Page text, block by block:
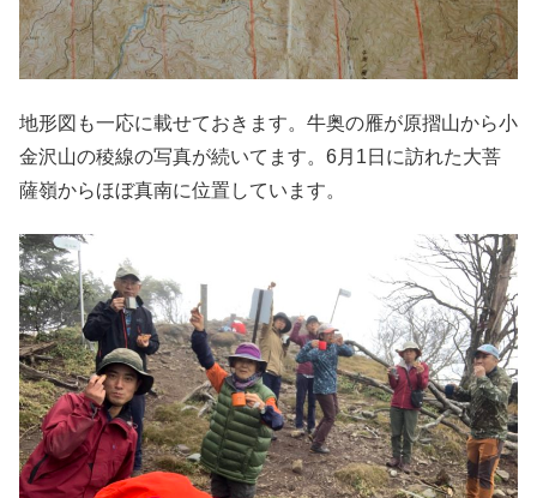
地形図も一応に載せておきます。牛奥の雁が原摺山から小
金沢山の稜線の写真が続いてます。6月1日に訪れた大菩
薩嶺からほぼ真南に位置しています。